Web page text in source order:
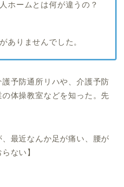
ホームとは何が違うの？
ありませんでした。
予防通所リハや、介護予防
体操教室などを知った。先
、最近なんか足が痛い、腰が
ない】